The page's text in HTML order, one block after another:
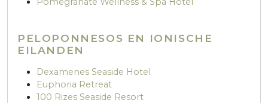
PELOPONNESOS EN IONISCHE
EILANDEN
Dexamenes Seaside Hotel
Euphoria Retreat
100 Rizes Seaside Resort